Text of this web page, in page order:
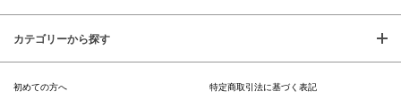
カテゴリーから探す
初めての方へ
特定商取引法に基づく表記